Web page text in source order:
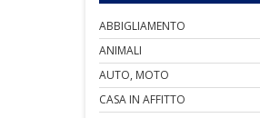
ABBIGLIAMENTO
ANIMALI
AUTO, MOTO
CASA IN AFFITTO